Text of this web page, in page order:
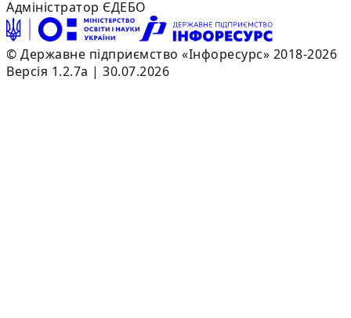
Адміністратор ЄДЕБО
© Державне підприємство «Інфоресурс» 2018-2026
Версія 1.2.7a | 30.07.2026